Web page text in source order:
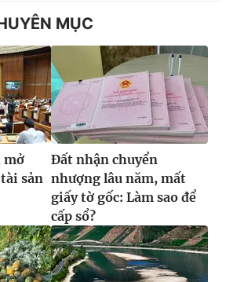
7300.7108
mọi hình thức nếu không có sự chấp
MỤC
mở
sản
Đất nhận chuyển
nhượng lâu năm, mất
giấy tờ gốc: Làm sao để
cấp sổ?